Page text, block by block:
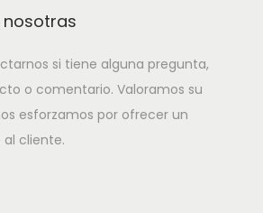
si tiene alguna pregunta,
o comentario. Valoramos su
esforzamos por ofrecer un
cliente.